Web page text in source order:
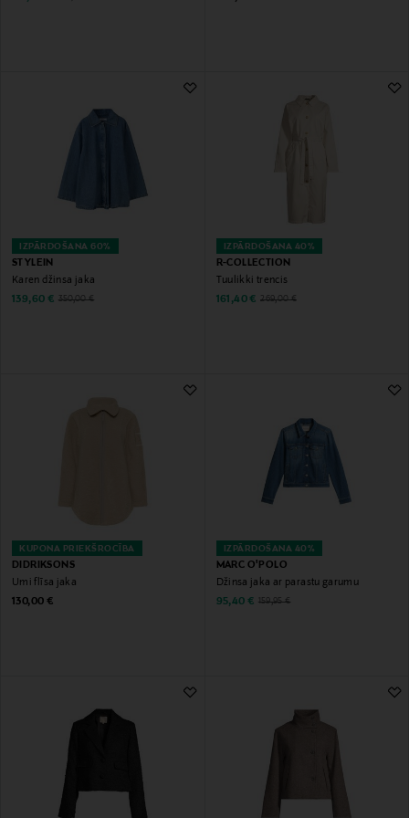
IZPĀRDOŠANA 60%
STYLEIN
Karen džinsa jaka
Discounted Price
139,60 € Original Price
350,00 €
IZPĀRDOŠANA 40%
R-COLLECTION
Tuulikki trencis
Discounted Price
161,40 € Original Price
269,00 €
KUPONA PRIEKŠROCĪBA
DIDRIKSONS
Umi flīsa jaka
Original Price
130,00 €
IZPĀRDOŠANA 40%
MARC O'POLO
Džinsa jaka ar parastu garumu
Discounted Price
95,40 € Original Price
159,95 €